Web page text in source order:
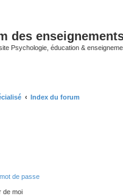
des
Psychologie, éducation &
Index du forum
de passe
de moi